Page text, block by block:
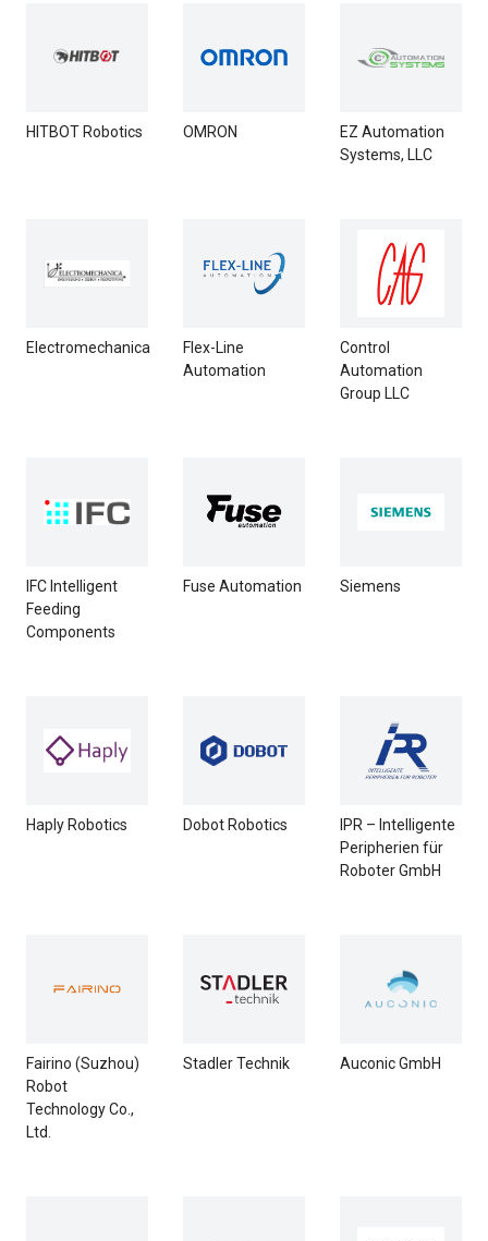
HITBOT Robotics OMRON
EZ Automation
Systems, LLC
Electromechanica
Flex-Line
Automation
Control
Automation
Group LLC
IFC Intelligent
Feeding
Components
Fuse Automation Siemens
Haply Robotics Dobot Robotics
IPR – Intelligente
Peripherien für
Roboter GmbH
Fairino (Suzhou)
Robot
Technology Co.,
Ltd.
Stadler Technik Auconic GmbH